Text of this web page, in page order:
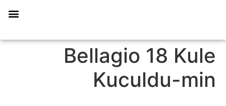
Bellagio 18 Kule
Kuculdu-min